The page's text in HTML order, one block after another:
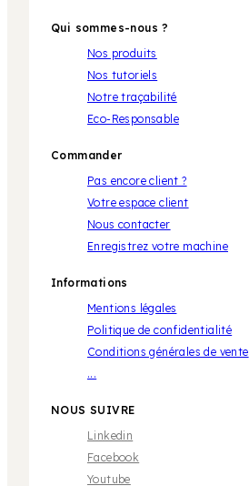
Qui sommes-nous ?
Nos produits
Nos tutoriels
Notre traçabilité
Eco-Responsable
Commander
Pas encore client ?
Votre espace client
Nous contacter
Enregistrez votre machine
Informations
Mentions légales
Politique de confidentialité
Conditions générales de vente
...
NOUS SUIVRE
Linkedin
Facebook
Youtube